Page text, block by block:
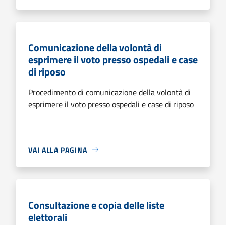
Comunicazione della volontà di
esprimere il voto presso ospedali e case
di riposo
Procedimento di comunicazione della volontà di
esprimere il voto presso ospedali e case di riposo
VAI ALLA PAGINA
Consultazione e copia delle liste
elettorali